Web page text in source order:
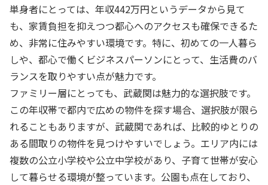
単身者にとっては、年収442万円というデータから見て
も、家賃負担を抑えつつ都心へのアクセスも確保できるた
め、非常に住みやすい環境です。特に、初めての一人暮ら
しや、都心で働くビジネスパーソンにとって、生活費のバ
ランスを取りやすい点が魅力です。
ファミリー層にとっても、武蔵関は魅力的な選択肢です。
この年収帯で都内で広めの物件を探す場合、選択肢が限ら
れることもありますが、武蔵関であれば、比較的ゆとりの
ある間取りの物件を見つけやすいでしょう。エリア内には
複数の公立小学校や公立中学校があり、子育て世帯が安心
して暮らせる環境が整っています。公園も点在しており、